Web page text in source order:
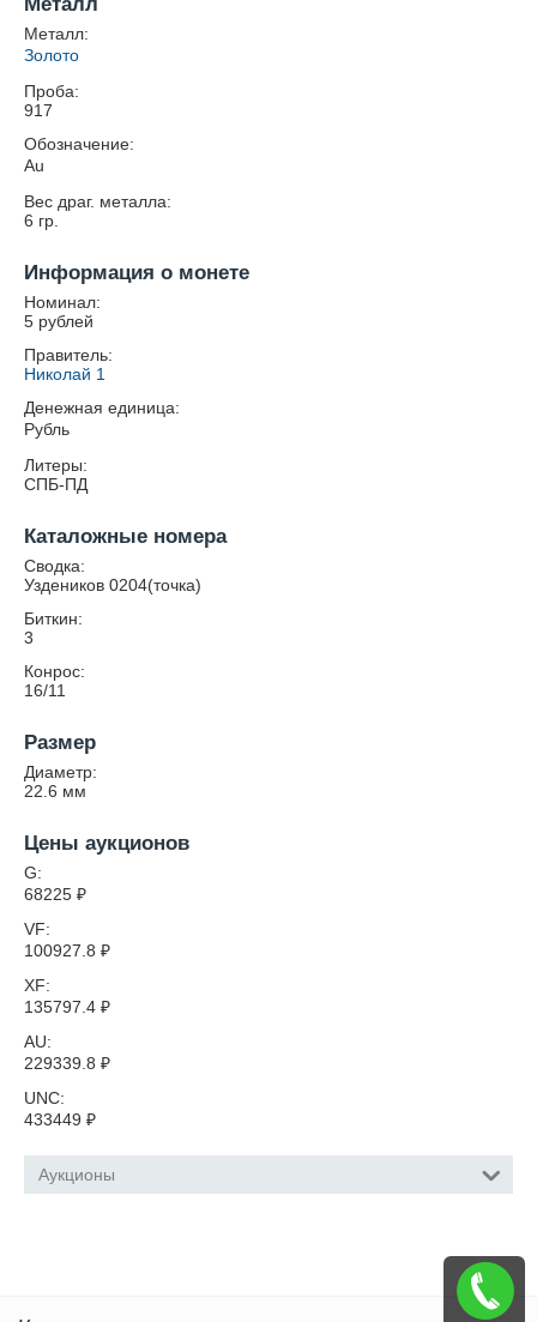
Металл:
Золото
Проба:
917
Обозначение:
Au
Вес драг. металла:
6 гр.
Информация о монете
Номинал:
5 рублей
Правитель:
Николай 1
Денежная единица:
Рубль
Литеры:
СПБ-ПД
Каталожные номера
Сводка:
Уздеников 0204(точка)
Биткин:
3
Конрос:
16/11
Размер
Диаметр:
22.6 мм
Цены аукционов
G:
68225 ₽
VF:
100927.8 ₽
XF:
135797.4 ₽
AU:
229339.8 ₽
UNC:
433449 ₽
Аукционы